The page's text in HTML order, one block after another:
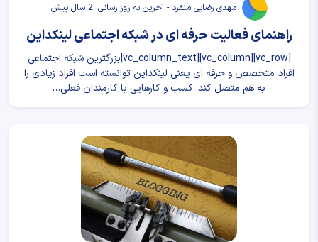
مهدی رضایی منفرد - آخرین به روز رسانی: 2 سال پیش
راهنمای فعالیت حرفه‌ ای در شبکه اجتماعی لینکداین
[vc_row][vc_column][vc_column_text]بزرگترین شبکه اجتماعی
افراد متخصص و حرفه ای یعنی لینکداین توانسته است افراد زیادی را
به هم متصل کند. کسب و کارهایی با کارمندان فعلی…